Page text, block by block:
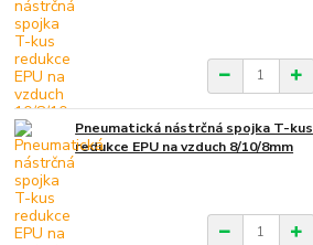
Pneumatická nástrčná spojka T-kus
redukce EPU na vzduch 8/10/8mm